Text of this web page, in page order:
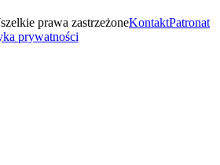
prawa zastrzeżoneKontaktPatronat
prywatności